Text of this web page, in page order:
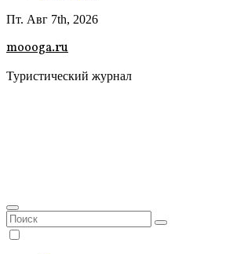
Пт. Авг 7th, 2026
moooga.ru
Туристический журнал